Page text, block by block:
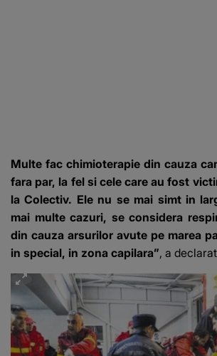
Multe fac chimioterapie din cauza
fara par, la fel si cele care au fost
la Colectiv. Ele nu se mai simt in
mai multe cazuri, se considera
din cauza arsurilor avute pe marea
in special, in zona capilara”, a